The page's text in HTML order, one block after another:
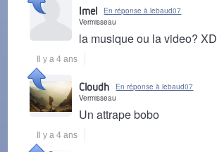
Imel
En réponse à lebaud07
Vermisseau
la musique ou la video? XD
Il y a 4 ans
Cloudh
En réponse à lebaud07
Vermisseau
Un attrape bobo
Il y a 4 ans